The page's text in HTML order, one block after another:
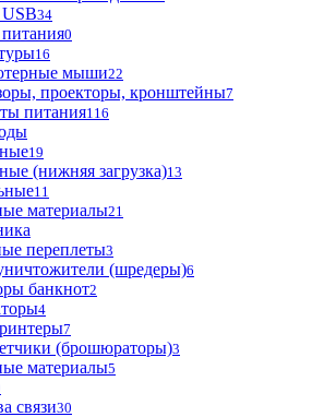
34
0
16
мыши22
проекторы, кронштейны7
питания116
19
(нижняя загрузка)13
11
материалы21
переплеты3
(шредеры)6
банкнот2
4
7
(брошюраторы)3
материалы5
связи30